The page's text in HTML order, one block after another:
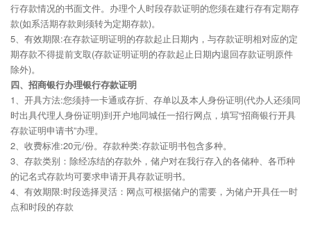
行存款情况的书面文件。办理个人时段存款证明的您须在建行存有定期存
款(如系活期存款则须转为定期存款)。
5、有效期限:在存款证明证明的存款起止日期内，与存款证明相对应的定
期存款不得提前支取(存款证明证明的存款起止日期内退回存款证明原件
除外)。
四、招商银行办理银行存款证明
1、开具方法:您须持一卡通或存折、存单以及本人身份证明(代办人还须同
时出具代理人身份证明)到开户地同城任一招行网点，填写“招商银行开具
存款证明申请书”办理。
2、收费标准:20元/份。存款种类:存款证明书包含多种。
3、存款类别：除经冻结的存款外，储户对在我行存入的各储种、各币种
的记名式存款均可要求申请开具存款证明书。
4、有效期限:时段选择灵活：网点可根据储户的需要，为储户开具任一时
点和时段的存款